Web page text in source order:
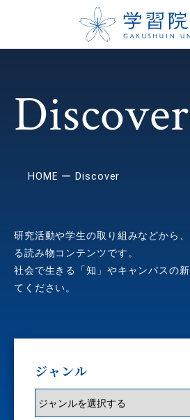
Discover
HOME Discover
研究活動や学生の取り組みなどから
る読み物コンテンツです。
社会で生きる「知」やキャンパスの
てください。
ジャンル